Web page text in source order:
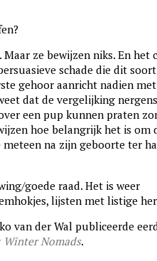
ze bewijzen niks. En het
schade die dit soort
gehoor aanricht nadien
dat de vergelijking
een pup kunnen praten
hoe belangrijk het is om
na zijn geboorte ter
goede raad. Het is weer
lijsten met listige
van der Wal publiceerde
Winter Nomads.